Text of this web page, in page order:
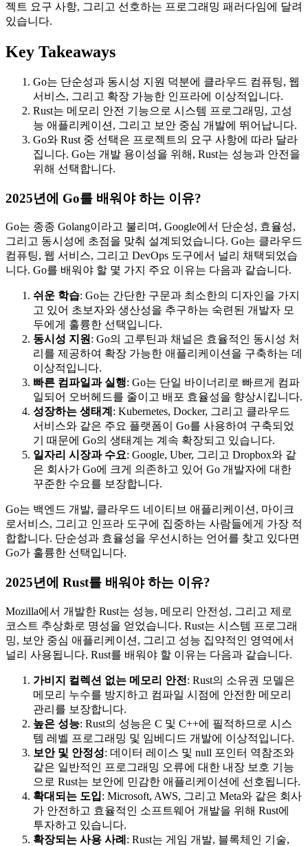
젝트 요구 사항, 그리고 선호하는 프로그래밍 패러다임에 달려
있습니다.
Key Takeaways
Go는 단순성과 동시성 지원 덕분에 클라우드 컴퓨팅, 웹
서비스, 그리고 확장 가능한 인프라에 이상적입니다.
Rust는 메모리 안전 기능으로 시스템 프로그래밍, 고성
능 애플리케이션, 그리고 보안 중심 개발에 뛰어납니다.
Go와 Rust 중 선택은 프로젝트의 요구 사항에 따라 달라
집니다. Go는 개발 용이성을 위해, Rust는 성능과 안전을
위해 선택합니다.
2025년에 Go를 배워야 하는 이유?
Go는 종종 Golang이라고 불리며, Google에서 단순성, 효율성,
그리고 동시성에 초점을 맞춰 설계되었습니다. Go는 클라우드
컴퓨팅, 웹 서비스, 그리고 DevOps 도구에서 널리 채택되었습
니다. Go를 배워야 할 몇 가지 주요 이유는 다음과 같습니다.
쉬운 학습: Go는 간단한 구문과 최소한의 디자인을 가지
고 있어 초보자와 생산성을 추구하는 숙련된 개발자 모
두에게 훌륭한 선택입니다.
동시성 지원: Go의 고루틴과 채널은 효율적인 동시성 처
리를 제공하여 확장 가능한 애플리케이션을 구축하는 데
이상적입니다.
빠른 컴파일과 실행: Go는 단일 바이너리로 빠르게 컴파
일되어 오버헤드를 줄이고 배포 효율성을 향상시킵니다.
성장하는 생태계 : Kubernetes, Docker, 그리고 클라우드
서비스와 같은 주요 플랫폼이 Go를 사용하여 구축되었
기 때문에 Go의 생태계는 계속 확장되고 있습니다.
일자리 시장과 수요: Google, Uber, 그리고 Dropbox와 같
은 회사가 Go에 크게 의존하고 있어 Go 개발자에 대한
꾸준한 수요를 보장합니다.
Go는 백엔드 개발, 클라우드 네이티브 애플리케이션, 마이크
로서비스, 그리고 인프라 도구에 집중하는 사람들에게 가장 적
합합니다. 단순성과 효율성을 우선시하는 언어를 찾고 있다면
Go가 훌륭한 선택입니다.
2025년에 Rust를 배워야 하는 이유?
Mozilla에서 개발한 Rust는 성능, 메모리 안전성, 그리고 제로
코스트 추상화로 명성을 얻었습니다. Rust는 시스템 프로그래
밍, 보안 중심 애플리케이션, 그리고 성능 집약적인 영역에서
널리 사용됩니다. Rust를 배워야 할 이유는 다음과 같습니다.
가비지 컬렉션 없는 메모리 안전 : Rust의 소유권 모델은
메모리 누수를 방지하고 컴파일 시점에 안전한 메모리
관리를 보장합니다.
높은 성능: Rust의 성능은 C 및 C++에 필적하므로 시스
템 레벨 프로그래밍 및 임베디드 개발에 이상적입니다.
보안 및 안정성: 데이터 레이스 및 null 포인터 역참조와
같은 일반적인 프로그래밍 오류에 대한 내장 보호 기능
으로 Rust는 보안에 민감한 애플리케이션에 선호됩니다.
확대되는 도입: Microsoft, AWS, 그리고 Meta와 같은 회사
가 안전하고 효율적인 소프트웨어 개발을 위해 Rust에
투자하고 있습니다.
확장되는 사용 사례 : Rust는 게임 개발, 블록체인 기술,